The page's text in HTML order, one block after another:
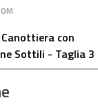
con
Sottili - Taglia 3
Rosa Scuro